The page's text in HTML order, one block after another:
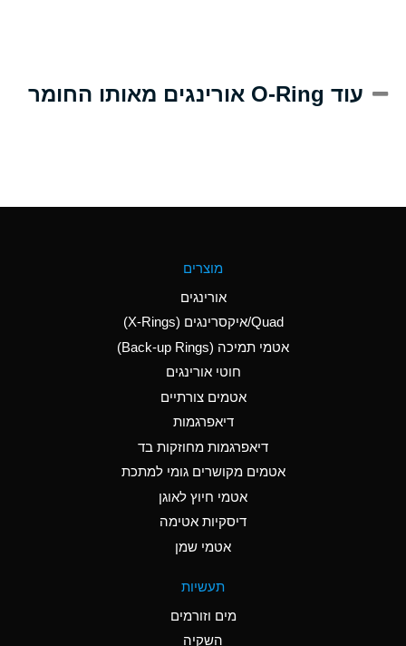
(Aqueous)
Aluminum Nitrate
(Aqueous)
Aluminum Phosphate
Ammonia Anhydrous
D
Ammonia Gas (cold)
D
Ammonia Gas (hot)
עוד O-Ring אורינגים מאותו החומר
מוצרים
אורינגים
Quad/איקסרינגים (X-Rings)
אטמי תמיכה (Back-up Rings)
חוטי אורינגים
אטמים צורתיים
דיאפרגמות
דיאפרגמות מחוזקות בד
אטמים מקושרים גומי למתכת
אטמי חיוץ לאוגן
דיסקיות אטימה
אטמי שמן
תעשיות
מים וזורמים
השקיה